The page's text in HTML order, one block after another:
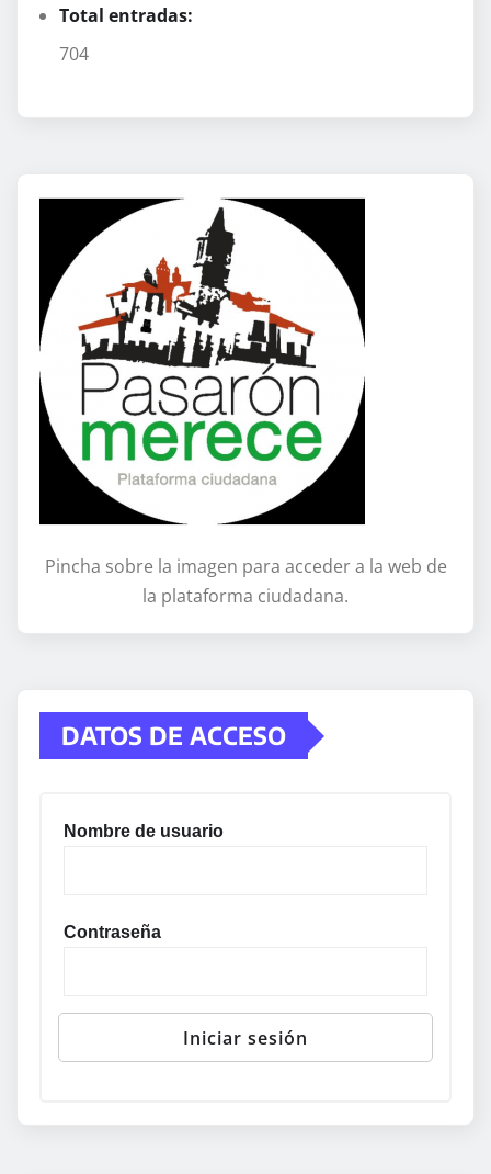
Total entradas:
704
Pincha sobre la imagen para acceder a la web de
la plataforma ciudadana.
DATOS DE ACCESO
Nombre de usuario
Contraseña